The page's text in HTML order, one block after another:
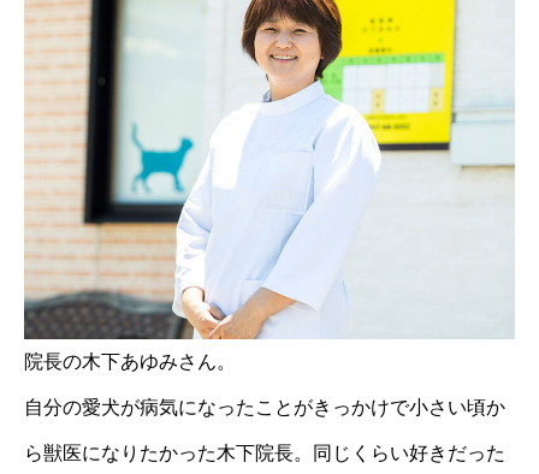
院長の木下あゆみさん。
自分の愛犬が病気になったことがきっかけで小さい頃か
ら獣医になりたかった木下院長。同じくらい好きだった